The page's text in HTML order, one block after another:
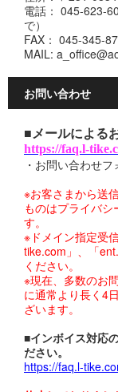
電話： 045-623-
で）
FAX： 045-345-
MAIL:
お問い合わせ
■メールによる
https://faq.l-
・お問い合わせ
※お客さまから送
ものはプライバ
す。
※ドメイン指定受
tike.com」、「
ください。
※現在、多数のお
に通常より長く4
ざいます。
■インボイス対応
ださい。
https://faq.l-